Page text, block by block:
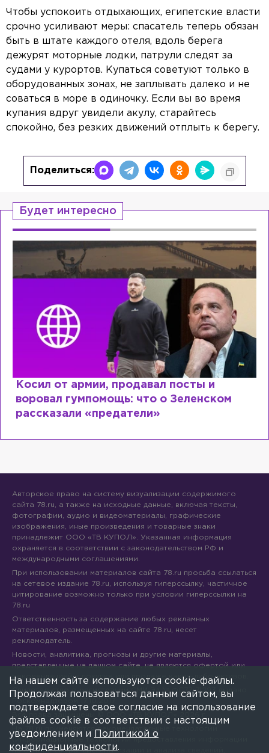
Чтобы успокоить отдыхающих, египетские власти
срочно усиливают меры: спасатель теперь обязан
быть в штате каждого отеля, вдоль берега
дежурят моторные лодки, патрули следят за
судами у курортов. Купаться советуют только в
оборудованных зонах, не заплывать далеко и не
соваться в море в одиночку. Если вы во время
купания вдруг увидели акулу, старайтесь
спокойно, без резких движений отплыть к берегу.
Поделиться:
Будет интересно
Косил от армии, продавал посты и
воровал гумпомощь: что о Зеленском
рассказали «предатели»
Авторское право на систему визуализации содержимого
сайта 78.ru, а также на исходные данные, включая тексты,
фотографии, аудио и видеоматериалы, графические
изображения, иные произведения и товарные знаки
принадлежит ООО «ТВ КУПОЛ». Указанная информация
охраняется в соответствии с законодательством РФ и
международными соглашениями.
При использовании материалов сайта 78.ru просьба ссылаться
на сетевое издание 78.ru, используя гиперссылку, частичное
цитирование возможно только при условии гиперссылки на
78.ru
Ответственность за содержание любых рекламных
материалов, размещенных на сайте 78.ru, несет
рекламодатель.
Новости, аналитика, прогнозы и другие материалы,
представленные на данном сайте, не являются офертой или
рекомендацией к покупке или продаже каких-либо активов.
Свидетельство о регистрации СМИ Эл № ФС77-71293 выдано
Все права защищены © ООО «ТВ КУПОЛ»
На 78.ru применяются рекомендательные технологии
(информационные технологии предоставления информации
на основе сбора, систематизации и анализа сведений,
На нашем сайте используются cookie-файлы.
Продолжая пользоваться данным сайтом, вы
подтверждаете свое согласие на использование
файлов cookie в соответствии с настоящим
уведомлением и
Политикой о
конфиденциальности.